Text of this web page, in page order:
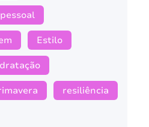
Estilo
resiliência